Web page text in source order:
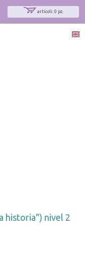
articoli: 0 pz.
historia") nivel 2